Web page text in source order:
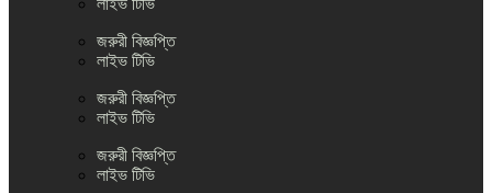
জরুরী বিজ্ঞপ্তি
লাইভ টিভি
জরুরী বিজ্ঞপ্তি
লাইভ টিভি
জরুরী বিজ্ঞপ্তি
লাইভ টিভি